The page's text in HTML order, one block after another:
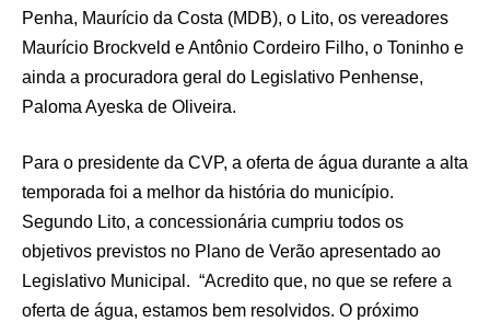
Penha, Maurício da Costa (MDB), o Lito, os vereadores
Maurício Brockveld e Antônio Cordeiro Filho, o Toninho e
ainda a procuradora geral do Legislativo Penhense,
Paloma Ayeska de Oliveira.
Para o presidente da CVP, a oferta de água durante a alta
temporada foi a melhor da história do município.
Segundo Lito, a concessionária cumpriu todos os
objetivos previstos no Plano de Verão apresentado ao
Legislativo Municipal. “Acredito que, no que se refere a
oferta de água, estamos bem resolvidos. O próximo